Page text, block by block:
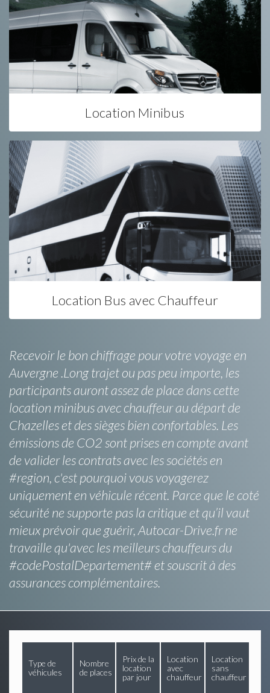
Location Minibus
Location Bus avec Chauffeur
Recevoir le bon chiffrage pour votre voyage en
Auvergne .Long trajet ou pas peu importe, les
participants auront assez de place dans cette
location minibus avec chauffeur au départ de
Chazelles et des sièges bien confortables. Les
émissions de CO2 sont prises en compte avant
de valider les contrats avec les sociétés en
#region, c'est pourquoi vous voyagerez
uniquement en véhicule récent. Parce que le coté
sécurité ne supporte pas la critique et qu’il vaut
mieux prévoir que guérir, Autocar-Drive.fr ne
travaille qu'avec les meilleurs chauffeurs du
#codePostalDepartement# et souscrit à des
assurances complémentaires.
Type de
véhicules
Nombre
de places
Prix de la
location
par jour
Location
avec
chauffeur
Location
sans
chauffeur